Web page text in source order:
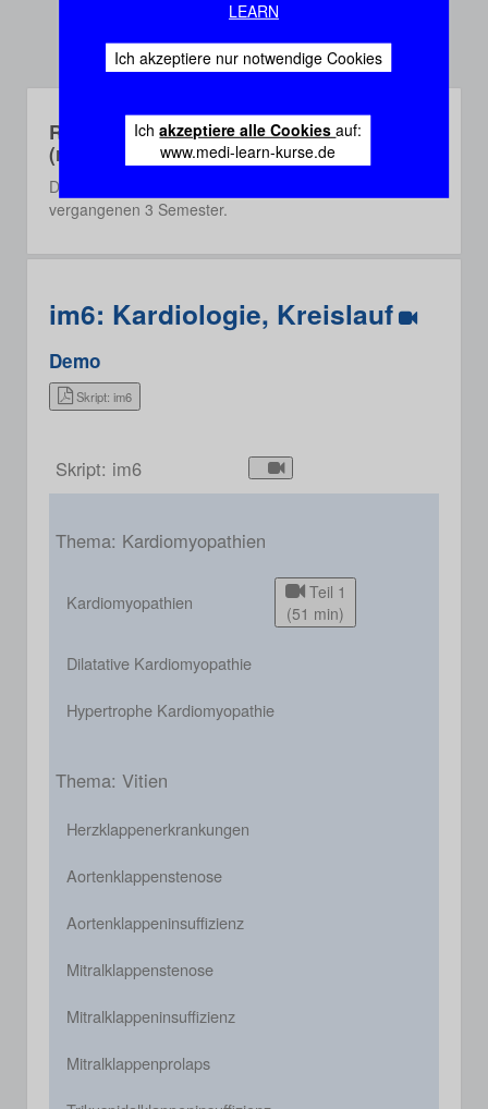
LEARN
Ich akzeptiere nur notwendige Cookies
Ichakzeptiere alle Cookiesauf:
www.medi-learn-kurse.de
Rec-Webinare
(recorded)
Die Rec-Webinare sind Aufzeichnungen aus einem der
vergangenen 3 Semester.
im6: Kardiologie, Kreislauf
Demo
Skript: im6
Skript: im6
Thema: Kardiomyopathien
Kardiomyopathien
Teil 1
(51 min)
Dilatative Kardiomyopathie
Hypertrophe Kardiomyopathie
Thema: Vitien
Herzklappenerkrankungen
Aortenklappenstenose
Aortenklappeninsuffizienz
Mitralklappenstenose
Mitralklappeninsuffizienz
Mitralklappenprolaps